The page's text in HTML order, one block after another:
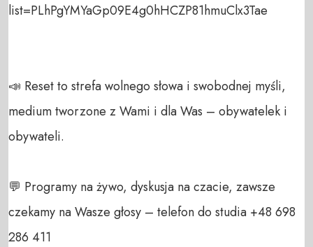
list=PLhPgYMYaGp09E4g0hHCZP81hmuClx3Tae
📣 Reset to strefa wolnego słowa i swobodnej myśli,
medium tworzone z Wami i dla Was – obywatelek i
obywateli.
💬 Programy na żywo, dyskusja na czacie, zawsze
czekamy na Wasze głosy – telefon do studia +48 698
286 411